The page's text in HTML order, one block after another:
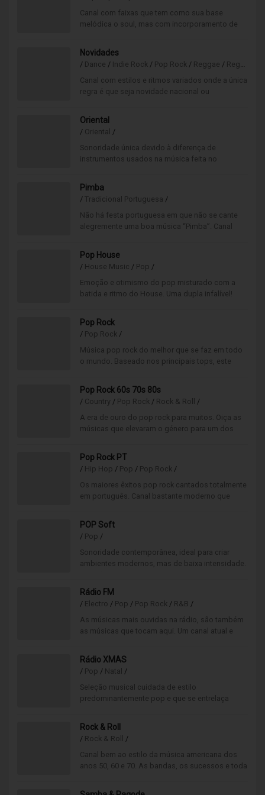
Canal com faixas que tem como sua base
melódica o soul, mas com incorporamento de
Novidades
/ Dance / Indie Rock / Pop Rock / Reggae / Reggaeton
Canal com estilos e ritmos variados onde a única
regra é que seja novidade nacional ou
Oriental
/ Oriental /
Sonoridade única devido à diferença de
instrumentos usados na música feita no
mente e o corpo.
Pimba
/ Tradicional Portuguesa /
Não há festa portuguesa em que não se cante
alegremente uma boa música “Pimba”. Canal
do princípio ao fim!
Pop House
/ House Music / Pop /
Emoção e otimismo do pop misturado com a
batida e ritmo do House. Uma dupla infalível!
Pop Rock
/ Pop Rock /
Música pop rock do melhor que se faz em todo
o mundo. Baseado nos principais tops, este
bem ritmado.
Pop Rock 60s 70s 80s
/ Country / Pop Rock / Rock & Roll
/
A era de ouro do pop rock para muitos. Oiça as
músicas que elevaram o género para um dos
Pop Rock PT
/ Hip Hop / Pop / Pop Rock /
Os maiores êxitos pop rock cantados totalmente
em português. Canal bastante moderno que
POP Soft
/ Pop /
Sonoridade contemporânea, ideal para criar
ambientes modernos, mas de baixa intensidade.
para espaços no tempo que se querem
tranquilos.
Rádio FM
/ Electro / Pop / Pop Rock / R&B /
As músicas mais ouvidas na rádio, são também
as músicas que tocam aqui. Um canal atual e
sucessos pop rock.
Rádio XMAS
/ Pop / Natal /
Seleção musical cuidada de estilo
predominantemente pop e que se entrelaça
Daqui resulta a criação de um canal capaz de
transmitir uma atmosfera natalícia envolvente,
que não celebra apenas a temporada festiva,
mas que o faz de forma subtil e agradável,
evitando a sensação de saturação, tanto para
Rock & Roll
/ Rock & Roll
/
Canal bem ao estilo da música americana dos
anos 50, 60 e 70. As bandas, os sucessos e toda
num só canal.